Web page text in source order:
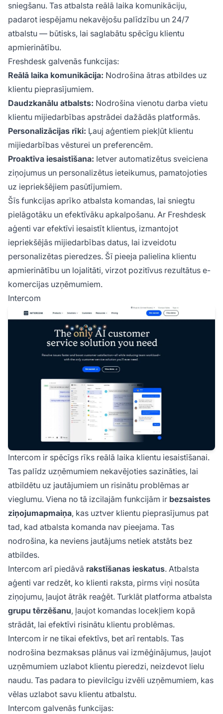
sniegšanu. Tas atbalsta reālā laika komunikāciju,
padarot iespējamu nekavējošu palīdzību un 24/7
atbalstu — būtisks, lai saglabātu spēcīgu klientu
apmierinātību.
Freshdesk galvenās funkcijas:
Reālā laika komunikācija: Nodrošina ātras atbildes uz
klientu pieprasījumiem.
Daudzkanālu atbalsts: Nodrošina vienotu darba vietu
klientu mijiedarbības apstrādei dažādās platformās.
Personalizācijas rīki: Ļauj aģentiem piekļūt klientu
mijiedarbības vēsturei un preferencēm.
Proaktīva iesaistīšana: Ietver automatizētus sveiciena
ziņojumus un personalizētus ieteikumus, pamatojoties
uz iepriekšējiem pasūtījumiem.
Šīs funkcijas aprīko atbalsta komandas, lai sniegtu
pielāgotāku un efektīvāku apkalpošanu. Ar Freshdesk
aģenti var efektīvi iesaistīt klientus, izmantojot
iepriekšējās mijiedarbības datus, lai izveidotu
personalizētas pieredzes. Šī pieeja palielina klientu
apmierinātību un lojalitāti, virzot pozitīvus rezultātus e-
komercijas uzņēmumiem.
Intercom
Intercom ir spēcīgs rīks reālā laika klientu iesaistīšanai.
Tas palīdz uzņēmumiem nekavējoties sazināties, lai
atbildētu uz jautājumiem un risinātu problēmas ar
vieglumu. Viena no tā izcilajām funkcijām ir bezsaistes
ziņojumapmaiņa, kas uztver klientu pieprasījumus pat
tad, kad atbalsta komanda nav pieejama. Tas
nodrošina, ka neviens jautājums netiek atstāts bez
atbildes.
Intercom arī piedāvā rakstīšanas ieskatus. Atbalsta
aģenti var redzēt, ko klienti raksta, pirms viņi nosūta
ziņojumu, ļaujot ātrāk reaģēt. Turklāt platforma atbalsta
grupu tērzēšanu, ļaujot komandas locekļiem kopā
strādāt, lai efektīvi risinātu klientu problēmas.
Intercom ir ne tikai efektīvs, bet arī rentabls. Tas
nodrošina bezmaksas plānus vai izmēģinājumus, ļaujot
uzņēmumiem uzlabot klientu pieredzi, neizdevot lielu
naudu. Tas padara to pievilcīgu izvēli uzņēmumiem, kas
vēlas uzlabot savu klientu atbalstu.
Intercom galvenās funkcijas: